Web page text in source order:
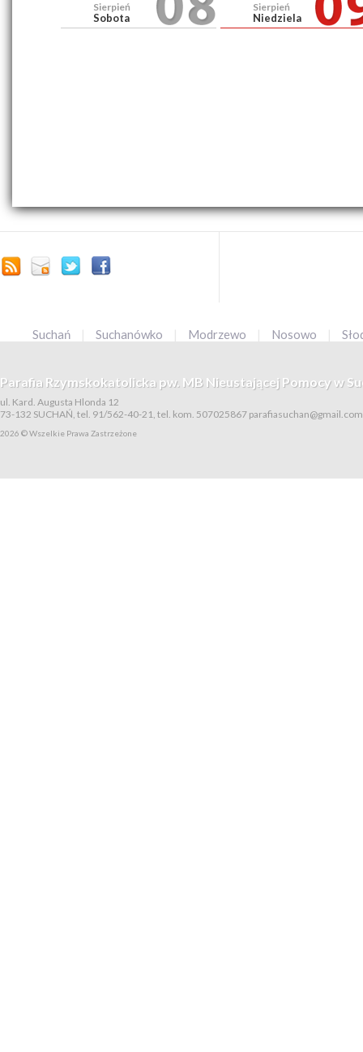
Sierpień
Sobota
Sierpień
Niedziela
Suchań | Suchanówko | Modrzewo | Nosowo |
Parafia Rzymskokatolicka pw. MB Nieustającej Pomocy w
ul. Kard. Augusta Hlonda 12
73-132 SUCHAŃ, tel. 91/562-40-21, tel. kom. 507025867 parafiasuchan@gmail.com
2026 © Wszelkie Prawa Zastrzeżone